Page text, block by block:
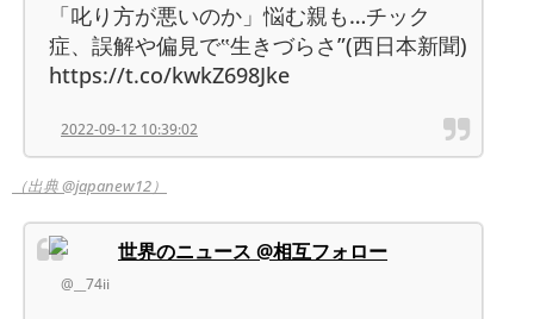
「叱り方が悪いのか」悩む親も…チック
症、誤解や偏見で‟生きづらさ”(西日本新聞)
https://t.co/kwkZ698Jke
2022-09-12 10:39:02
（出典 @japanew12）
世界のニュース @相互フォロー
@__74ii